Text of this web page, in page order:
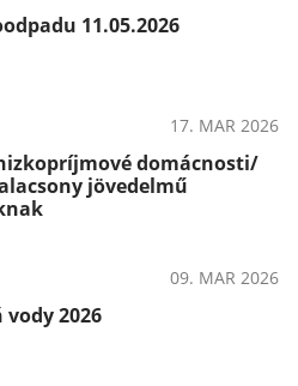
11.05.2026
17. MAR 2026
domácnosti/
jövedelmű
09. MAR 2026
vody 2026